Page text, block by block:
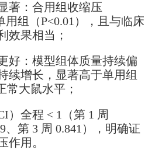
著：合用组收缩压
用组（P<0.01），且与临床
效果相当；
好：模型组体质量持续偏
续增长，显著高于单用组
常大鼠水平；
全程 < 1（第 1 周
、第 3 周 0.841），明确证
作用。